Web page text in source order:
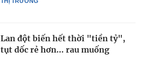
Lan đột biến hết thời "tiền tỷ",
tụt dốc rẻ hơn... rau muống